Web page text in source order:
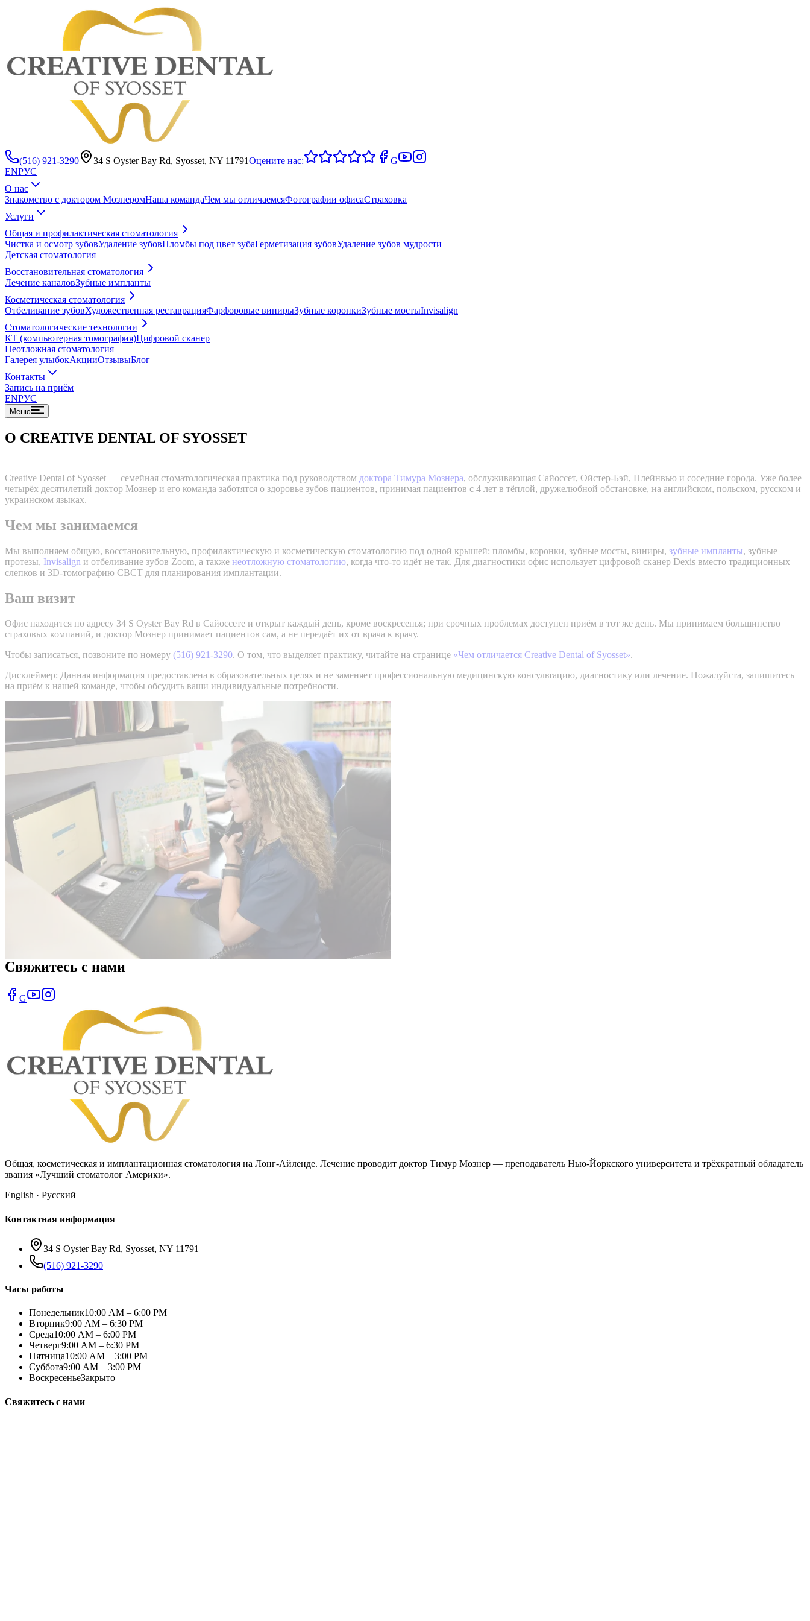
(516) 921-3290 34 S Oyster Bay Rd, Syosset, NY 11791Оцените нас:
G
ENРУС
О нас
Знакомство с доктором МознеромНаша командаЧем мы отличаемсяФотографии офисаСтраховка
Услуги
Общая и профилактическая стоматология
Чистка и осмотр зубовУдаление зубовПломбы под цвет зубаГерметизация зубовУдаление зубов мудрости
Детская стоматология
Восстановительная стоматология
Лечение каналовЗубные импланты
Косметическая стоматология
Отбеливание зубовХудожественная реставрацияФарфоровые винирыЗубные коронкиЗубные мостыInvisalign
Стоматологические технологии
КТ (компьютерная томография)Цифровой сканер
Неотложная стоматология
Галерея улыбокАкцииОтзывыБлог
Контакты
Запись на приём
ENРУС
Меню
О CREATIVE DENTAL OF SYOSSET
Creative Dental of Syosset — семейная стоматологическая практика под руководством доктора Тимура Мознера, обслуживающая Сайоссет, Ойстер-Бэй, Плейнвью и соседние города. Уже более
четырёх десятилетий доктор Мознер и его команда заботятся о здоровье зубов пациентов, принимая пациентов с 4 лет в тёплой, дружелюбной обстановке, на английском, польском, русском и
украинском языках.
Чем мы занимаемся
Мы выполняем общую, восстановительную, профилактическую и косметическую стоматологию под одной крышей: пломбы, коронки, зубные мосты, виниры, зубные импланты, зубные
протезы, Invisalign и отбеливание зубов Zoom, а также неотложную стоматологию, когда что-то идёт не так. Для диагностики офис использует цифровой сканер Dexis вместо традиционных
слепков и 3D-томографию CBCT для планирования имплантации.
Ваш визит
Офис находится по адресу 34 S Oyster Bay Rd в Сайоссете и открыт каждый день, кроме воскресенья; при срочных проблемах доступен приём в тот же день. Мы принимаем большинство
страховых компаний, и доктор Мознер принимает пациентов сам, а не передаёт их от врача к врачу.
Чтобы записаться, позвоните по номеру (516) 921-3290. О том, что выделяет практику, читайте на странице «Чем отличается Creative Dental of Syosset».
Дисклеймер: Данная информация предоставлена в образовательных целях и не заменяет профессиональную медицинскую консультацию, диагностику или лечение. Пожалуйста, запишитесь
на приём к нашей команде, чтобы обсудить ваши индивидуальные потребности.
Свяжитесь с нами
G
Общая, косметическая и имплантационная стоматология на Лонг-Айленде. Лечение проводит доктор Тимур Мознер — преподаватель Нью-Йоркского университета и трёхкратный обладатель
звания «Лучший стоматолог Америки».
English · Русский
Контактная информация
34 S Oyster Bay Rd, Syosset, NY 11791
(516) 921-3290
Часы работы
Понедельник10:00 AM – 6:00 PM
Вторник9:00 AM – 6:30 PM
Среда10:00 AM – 6:00 PM
Четверг9:00 AM – 6:30 PM
Пятница10:00 AM – 3:00 PM
Суббота9:00 AM – 3:00 PM
ВоскресеньеЗакрыто
Свяжитесь с нами